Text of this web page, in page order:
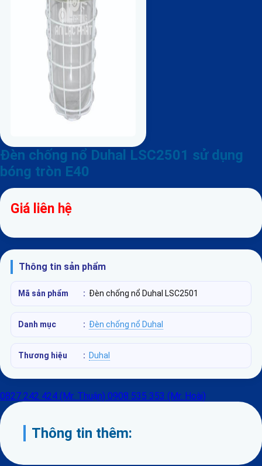
Đèn chống nổ Duhal LSC2501 sử dụng
bóng tròn E40
Giá liên hệ
Thông tin sản phẩm
Mã sản phẩm : Đèn chống nổ Duhal LSC2501
Danh mục : Đèn chống nổ Duhal
Thương hiệu : Duhal
0827 242 424 (Mr. Thuận) 0908 535 353 (Mr. Hoài)
Thông tin thêm: